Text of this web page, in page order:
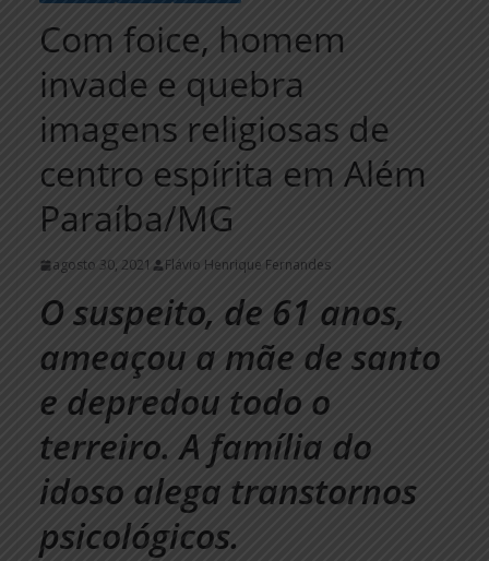
Com foice, homem
invade e quebra
imagens religiosas de
centro espírita em Além
Paraíba/MG
agosto 30, 2021 Flávio Henrique Fernandes
O suspeito, de 61 anos,
ameaçou a mãe de santo
e depredou todo o
terreiro. A família do
idoso alega transtornos
psicológicos.